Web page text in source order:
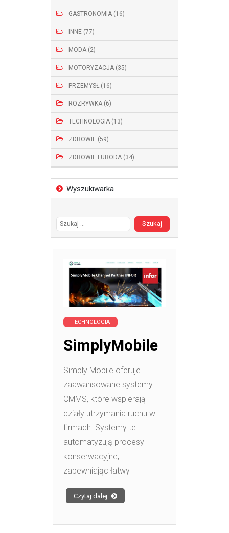
GASTRONOMIA (16)
INNE (77)
MODA (2)
MOTORYZACJA (35)
PRZEMYSŁ (16)
ROZRYWKA (6)
TECHNOLOGIA (13)
ZDROWIE (59)
ZDROWIE I URODA (34)
Wyszukiwarka
TECHNOLOGIA
SimplyMobile
Simply Mobile oferuje
zaawansowane systemy
CMMS, które wspierają
działy utrzymania ruchu w
firmach. Systemy te
automatyzują procesy
konserwacyjne,
zapewniając łatwy
Czytaj dalej